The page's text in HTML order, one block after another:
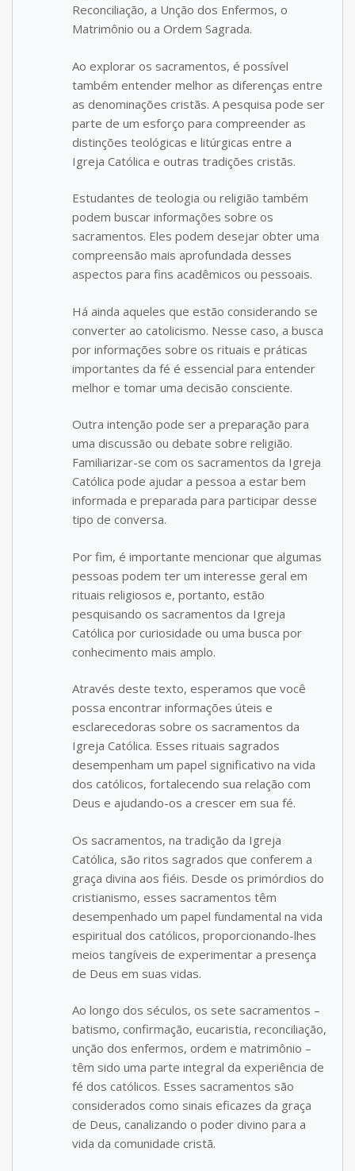
Reconciliação, a Unção dos Enfermos, o
Matrimônio ou a Ordem Sagrada.
Ao explorar os sacramentos, é possível
também entender melhor as diferenças entre
as denominações cristãs. A pesquisa pode ser
parte de um esforço para compreender as
distinções teológicas e litúrgicas entre a
Igreja Católica e outras tradições cristãs.
Estudantes de teologia ou religião também
podem buscar informações sobre os
sacramentos. Eles podem desejar obter uma
compreensão mais aprofundada desses
aspectos para fins acadêmicos ou pessoais.
Há ainda aqueles que estão considerando se
converter ao catolicismo. Nesse caso, a busca
por informações sobre os rituais e práticas
importantes da fé é essencial para entender
melhor e tomar uma decisão consciente.
Outra intenção pode ser a preparação para
uma discussão ou debate sobre religião.
Familiarizar-se com os sacramentos da Igreja
Católica pode ajudar a pessoa a estar bem
informada e preparada para participar desse
tipo de conversa.
Por fim, é importante mencionar que algumas
pessoas podem ter um interesse geral em
rituais religiosos e, portanto, estão
pesquisando os sacramentos da Igreja
Católica por curiosidade ou uma busca por
conhecimento mais amplo.
Através deste texto, esperamos que você
possa encontrar informações úteis e
esclarecedoras sobre os sacramentos da
Igreja Católica. Esses rituais sagrados
desempenham um papel significativo na vida
dos católicos, fortalecendo sua relação com
Deus e ajudando-os a crescer em sua fé.
Os sacramentos, na tradição da Igreja
Católica, são ritos sagrados que conferem a
graça divina aos fiéis. Desde os primórdios do
cristianismo, esses sacramentos têm
desempenhado um papel fundamental na vida
espiritual dos católicos, proporcionando-lhes
meios tangíveis de experimentar a presença
de Deus em suas vidas.
Ao longo dos séculos, os sete sacramentos –
batismo, confirmação, eucaristia, reconciliação,
unção dos enfermos, ordem e matrimônio –
têm sido uma parte integral da experiência de
fé dos católicos. Esses sacramentos são
considerados como sinais eficazes da graça
de Deus, canalizando o poder divino para a
vida da comunidade cristã.